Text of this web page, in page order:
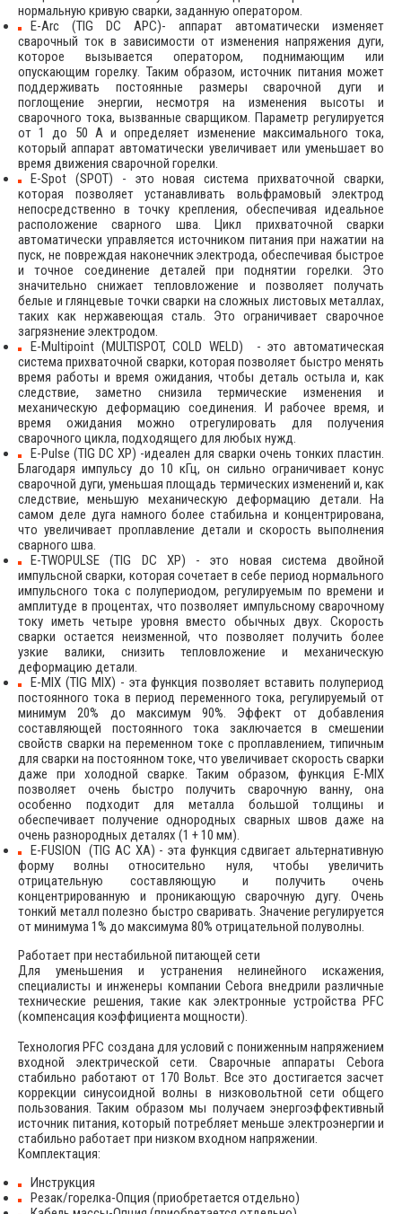
нормальную кривую сварки, заданную оператором.
E-Arc (TIG DC APC)- аппарат автоматически изменяет
сварочный ток в зависимости от изменения напряжения дуги,
которое вызывается оператором, поднимающим или
опускающим горелку. Таким образом, источник питания может
поддерживать постоянные размеры сварочной дуги и
поглощение энергии, несмотря на изменения высоты и
сварочного тока, вызванные сварщиком. Параметр регулируется
от 1 до 50 А и определяет изменение максимального тока,
который аппарат автоматически увеличивает или уменьшает во
время движения сварочной горелки.
E-Spot (SPOT) - это новая система прихваточной сварки,
которая позволяет устанавливать вольфрамовый электрод
непосредственно в точку крепления, обеспечивая идеальное
расположение сварного шва. Цикл прихваточной сварки
автоматически управляется источником питания при нажатии на
пуск, не повреждая наконечник электрода, обеспечивая быстрое
и точное соединение деталей при поднятии горелки. Это
значительно снижает тепловложение и позволяет получать
белые и глянцевые точки сварки на сложных листовых металлах,
таких как нержавеющая сталь. Это ограничивает сварочное
загрязнение электродом.
E-Multipoint (MULTISPOT, COLD WELD) - это автоматическая
система прихваточной сварки, которая позволяет быстро менять
время работы и время ожидания, чтобы деталь остыла и, как
следствие, заметно снизила термические изменения и
механическую деформацию соединения. И рабочее время, и
время ожидания можно отрегулировать для получения
сварочного цикла, подходящего для любых нужд.
E-Pulse (TIG DC XP) -идеален для сварки очень тонких пластин.
Благодаря импульсу до 10 кГц, он сильно ограничивает конус
сварочной дуги, уменьшая площадь термических изменений и, как
следствие, меньшую механическую деформацию детали. На
самом деле дуга намного более стабильна и концентрирована,
что увеличивает проплавление детали и скорость выполнения
сварного шва.
E-TWOPULSE (TIG DC XP) - это новая система двойной
импульсной сварки, которая сочетает в себе период нормального
импульсного тока с полупериодом, регулируемым по времени и
амплитуде в процентах, что позволяет импульсному сварочному
току иметь четыре уровня вместо обычных двух. Скорость
сварки остается неизменной, что позволяет получить более
узкие валики, снизить тепловложение и механическую
деформацию детали.
E-MIX (TIG MIX) - эта функция позволяет вставить полупериод
постоянного тока в период переменного тока, регулируемый от
минимум 20% до максимум 90%. Эффект от добавления
составляющей постоянного тока заключается в смешении
свойств сварки на переменном токе с проплавлением, типичным
для сварки на постоянном токе, что увеличивает скорость сварки
даже при холодной сварке. Таким образом, функция E-MIX
позволяет очень быстро получить сварочную ванну, она
особенно подходит для металла большой толщины и
обеспечивает получение однородных сварных швов даже на
очень разнородных деталях (1 + 10 мм).
E-FUSION (TIG AC XA) - эта функция сдвигает альтернативную
форму волны относительно нуля, чтобы увеличить
отрицательную составляющую и получить очень
концентрированную и проникающую сварочную дугу. Очень
тонкий металл полезно быстро сваривать. Значение регулируется
от минимума 1% до максимума 80% отрицательной полуволны.
Работает при нестабильной питающей сети
Для уменьшения и устранения нелинейного искажения,
специалисты и инженеры компании Cebora внедрили различные
технические решения, такие как электронные устройства PFC
(компенсация коэффициента мощности).
Технология PFC создана для условий с пониженным напряжением
входной электрической сети. Сварочные аппараты Cebora
стабильно работают от 170 Вольт. Все это достигается засчет
коррекции синусоидной волны в низковольтной сети общего
пользования. Таким образом мы получаем энергоэффективный
источник питания, который потребляет меньше электроэнергии и
стабильно работает при низком входном напряжении.
Комплектация:
Инструкция
Резак/горелка-Опция (приобретается отдельно)